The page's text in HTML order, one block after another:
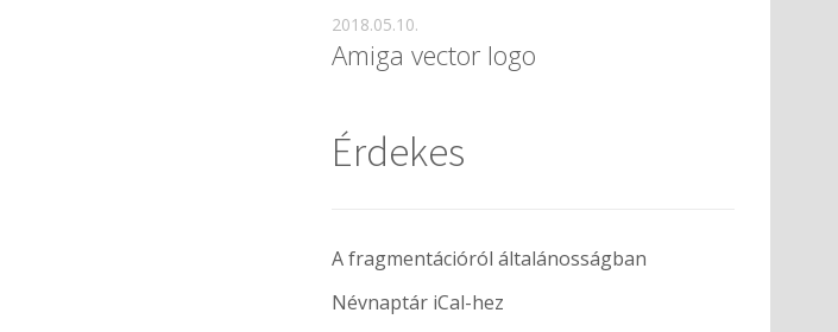
Amiga vector logo
2018.05.10.
Érdekes
A fragmentációról általánosságban
Névnaptár iCal-hez